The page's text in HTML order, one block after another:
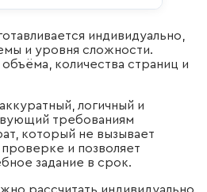
индивидуально,
и уровня сложности.
количества страниц и
логичный и
требованиям
который не вызывает
и позволяет
задание в срок.